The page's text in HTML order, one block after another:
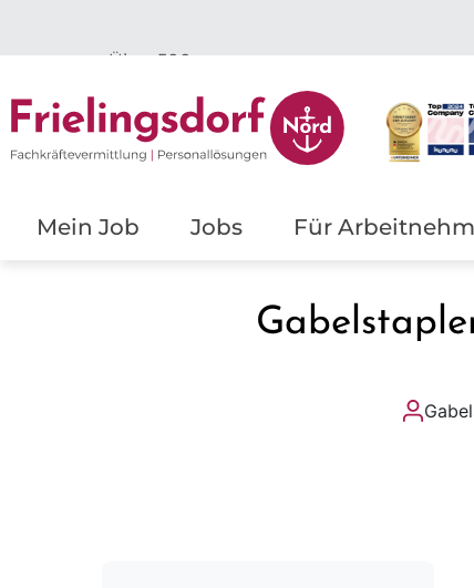
Mein Job Jobs Für